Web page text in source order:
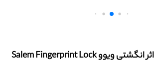
کیف دستی با قفل اثر انگشتی ویوو Salem Fingerprint Lock